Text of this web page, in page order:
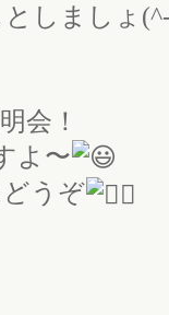
しましょ
会！
よ〜
うぞ